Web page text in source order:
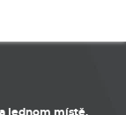
jednom místě.